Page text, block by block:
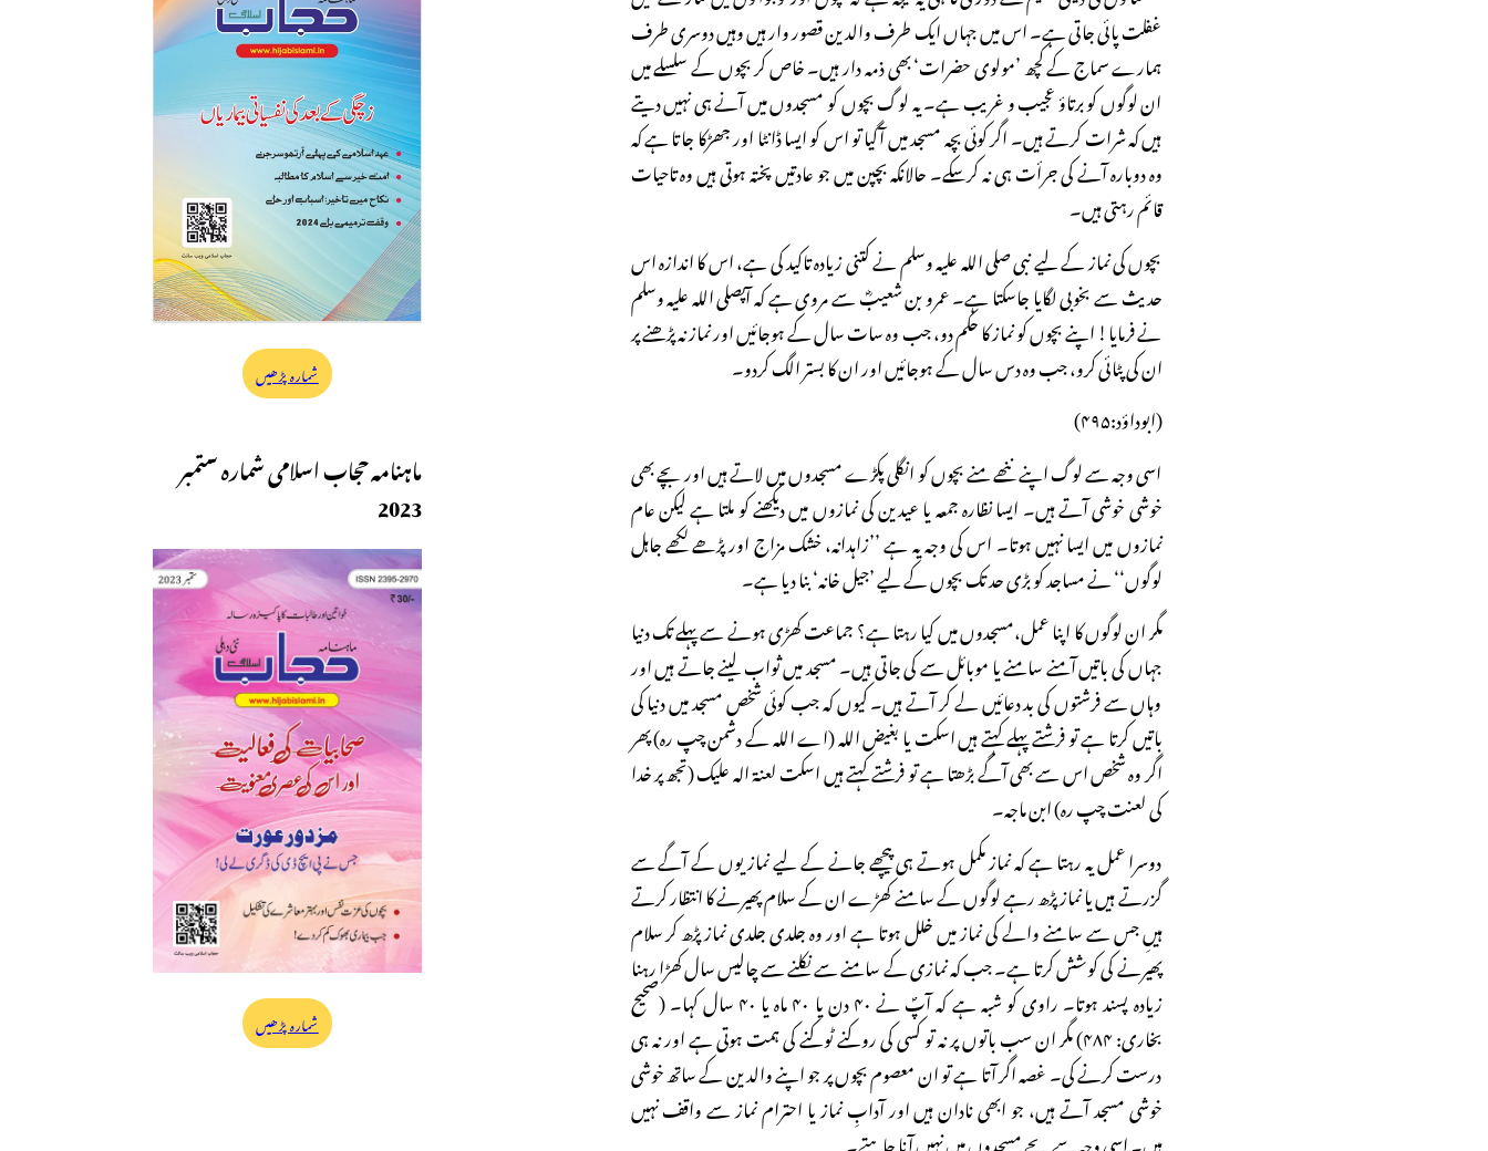
غفلت پائی جاتی ہے۔ اس میں جہاں ایک طرف والدین قصور وار ہیں وہیں دوسری طرف
ہمارے سماج کے کچھ ’مولوی حضرات‘ بھی ذمہ دار ہیں۔ خاص کر بچوں کے سلسلے میں
ان لوگوں کو برتاؤ عجیب و غریب ہے۔ یہ لوگ بچوں کو مسجدوں میں آنے ہی نہیں دیتے
ہیں کہ شرات کرتے ہیں۔ اگر کوئی بچہ مسجد میں آگیا تو اس کو ایسا ڈانٹا اور جھڑکا جاتا ہے کہ
وہ دوبارہ آنے کی جرأت ہی نہ کرسکے۔ حالانکہ بچپن میں جو عادتیں پختہ ہوتی ہیں وہ تاحیات
قائم رہتی ہیں۔
بچوں کی نماز کے لیے نبی صلی اللہ علیہ وسلم نے کتنی زیادہ تاکید کی ہے، اس کا اندازہ اس
حدیث سے بخوبی لگایا جاسکتا ہے۔ عمرو بن شعیبؓ سے مروی ہے کہ آپصلی اللہ علیہ وسلم
نے فرمایا! اپنے بچوں کو نماز کا حکم دو، جب وہ سات سال کے ہوجائیں اور نماز نہ پڑھنے پر
ان کی پٹائی کرو، جب وہ دس سال کے ہوجائیں اور ان کا بستر الگ کردو۔
(ابوداؤد:۴۹۵)
اسی وجہ سے لوگ اپنے ننھے منے بچوں کو انگلی پکڑے مسجدوں میں لاتے ہیں اور بچے بھی
خوشی خوشی آتے ہیں۔ ایسا نظارہ جمعہ یا عیدین کی نمازوں میں دیکھنے کو ملتا ہے لیکن عام
نمازوں میں ایسا نہیں ہوتا۔ اس کی وجہ یہ ہے ’’زاہدانہ، خشک مزاج اور پڑھے لکھے جاہل
لوگوں‘‘ نے مساجد کو بڑی حد تک بچوں کے لیے ’جیل خانہ‘ بنا دیا ہے۔
مگر ان لوگوں کا اپنا عمل،مسجدوں میں کیا رہتا ہے؟ جماعت کھڑی ہونے سے پہلے تک دنیا
جہاں کی باتیں آمنے سامنے یا موبائل سے کی جاتی ہیں۔ مسجد میں ثواب لینے جاتے ہیں اور
وہاں سے فرشتوں کی بد دعائیں لے کر آتے ہیں۔ کیوں کہ جب کوئی شخص مسجد میں دنیا کی
باتیں کرتا ہے تو فرشتے پہلے کہتے ہیں اسکت یا بغیض اللہ (اے اللہ کے دشمن چپ رہ) پھر
اگر وہ شخص اس سے بھی آگے بڑھتا ہے تو فرشتے کہتے ہیں اسکت لعنۃ الہ علیک (تجھ پر خدا
کی لعنت چپ رہ) ابن ماجہ۔
دوسرا عمل یہ رہتا ہے کہ نماز مکمل ہوتے ہی پیچھے جانے کے لیے نمازیوں کے آگے سے
گزرتے ہیں یا نماز پڑھ رہے لوگوں کے سامنے کھڑے ان کے سلام پھیرنے کا انتظار کرتے
ہیںِ جس سے سامنے والے کی نماز میں خلل ہوتا ہے اور وہ جلدی جلدی نماز پڑھ کر سلام
پھیرنے کی کوشش کرتا ہے۔ جب کہ نمازی کے سامنے سے نکلنے سے چالیس سال کھڑا رہنا
زیادہ پسند ہوتا۔ راوی کو شبہ ہے کہ آپؐ نے ۴۰ دن یا ۴۰ ماہ یا ۴۰ سال کہا۔ (صحیح
بخاری: ۴۸۴) مگر ان سب باتوں پر نہ تو کسی کی روکنے ٹوکنے کی ہمت ہوتی ہے اور نہ ہی
درست کرنے کی۔ غصہ اگر آتا ہے تو ان معصوم بچوں پر جو اپنے والدین کے ساتھ خوشی
خوشی مسجد آتے ہیں، جو ابھی نادان ہیں اور آدابِ نماز یا احترام نماز سے واقف نہیں
ہیں۔ اسی وجہ سے بچے مسجدوں میں نہیں آنا چاہتے۔
شمارہ پڑھیں
ماہنامہ حجاب اسلامی شمارہ ستمبر
2023
شمارہ پڑھیں